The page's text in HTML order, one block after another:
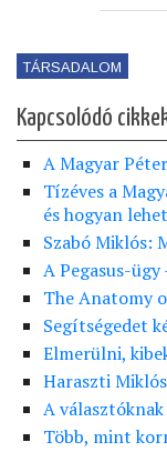
TÁRSADALOM
Kapcsolódó
A Magyar
Tízéves a
és hogyan
Szabó Miklós:
A Pegasus-
The Anatomy
Segítségedet
Elmerülni,
Haraszti
A
Több, mint